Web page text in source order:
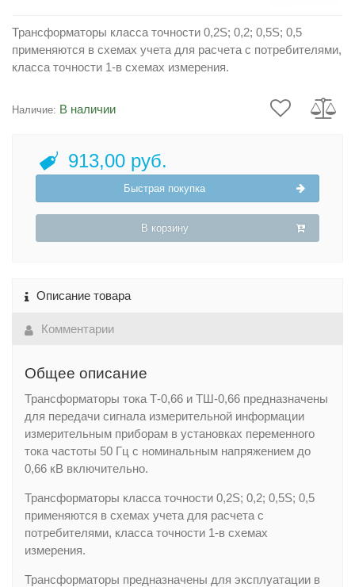
Трансформаторы класса точности 0,2S; 0,2; 0,5S; 0,5
применяются в схемах учета для расчета с потребителями,
класса точности 1-в схемах измерения.
Наличие: В наличии
913,00 руб.
Быстрая покупка
В корзину
Описание товара
Комментарии
Общее описание
Трансформаторы тока Т-0,66 и ТШ-0,66 предназначены
для передачи сигнала измерительной информации
измерительным при­борам в установках переменного
тока частоты 50 Гц с номинальным напряжением до
0,66 кВ включительно.
Трансформаторы класса точности 0,2S; 0,2; 0,5S; 0,5
применяются в схемах учета для расчета с
потребителями, класса точности 1-в схемах
измерения.
Трансформаторы предназначены для эксплуатации в